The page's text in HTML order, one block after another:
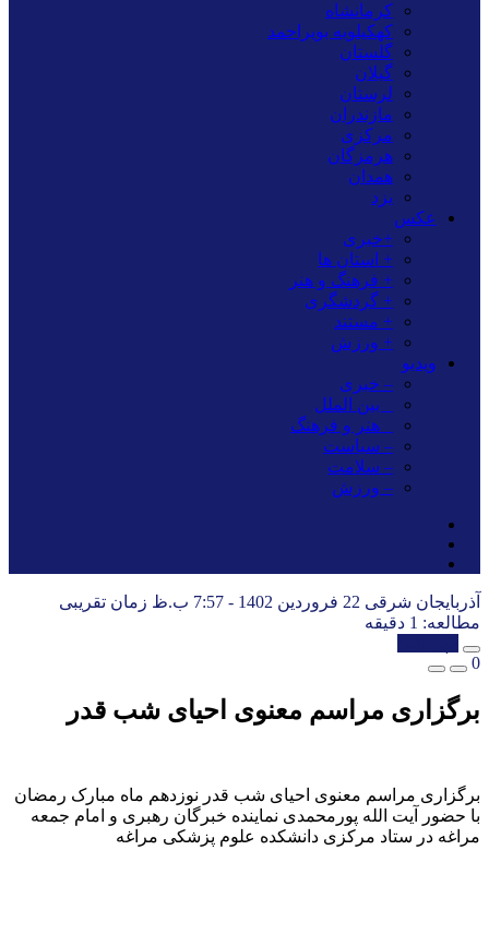
کرمانشاه
کهکیلویه بویراحمد
گلستان
گیلان
لرستان
مازندران
مرکزی
هرمزگان
همدان
یزد
عکس
+خبری
+ استان ها
+ فرهنگ و هنر
+ گردشگری
+ مستند
+ ورزش
ویدیو
– خبری
_ بین الملل
_ هنر و فرهنگ
– سیاست
– سلامت
– ورزش
آذربایجان شرقی 22 فروردین 1402 - 7:57 ب.ظ
زمان تقریبی
مطالعه: 1 دقیقه
0
برگزاری مراسم معنوی احیای شب قدر
برگزاری مراسم معنوی احیای شب قدر نوزدهم ماه مبارک رمضان
با حضور آیت الله پورمحمدی نماینده خبرگان رهبری و امام جمعه
مراغه در ستاد مرکزی دانشکده علوم پزشکی مراغه